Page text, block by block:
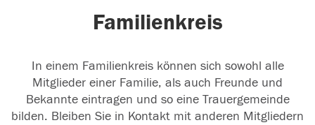
Familienkreis
In einem Familienkreis können sich sowohl alle
Mitglieder einer Familie, als auch Freunde und
Bekannte eintragen und so eine Trauergemeinde
bilden. Bleiben Sie in Kontakt mit anderen Mitgliedern